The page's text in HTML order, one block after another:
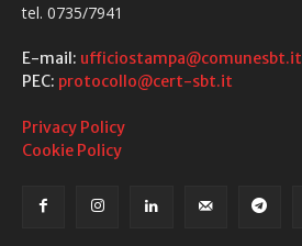
tel. 0735/7941
E-mail: ufficiostampa@comunesbt.it
PEC: protocollo@cert-sbt.it
Privacy Policy
Cookie Policy